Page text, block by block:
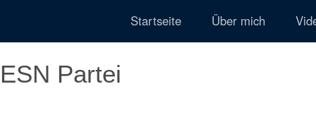
Startseite Über mich
ESN Partei